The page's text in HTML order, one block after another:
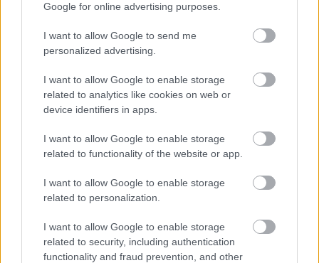
Google for online advertising purposes.
I want to allow Google to send me
personalized advertising.
I want to allow Google to enable storage
related to analytics like cookies on web or
device identifiers in apps.
I want to allow Google to enable storage
related to functionality of the website or app.
I want to allow Google to enable storage
related to personalization.
I want to allow Google to enable storage
related to security, including authentication
functionality and fraud prevention, and other
között legyen a Google-találatokban
Link másolása Email küldés
#NB I #FRADI #FERENCVÁROS
#MAGYAR